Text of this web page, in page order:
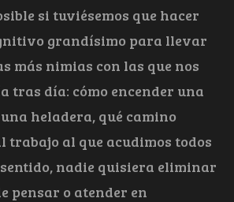
si tuviésemos que hacer
grandísimo para llevar
más nimias con las que nos
tras día: cómo encender una
heladera, qué camino
al que acudimos todos
sentido, nadie quisiera eliminar
pensar o atender en